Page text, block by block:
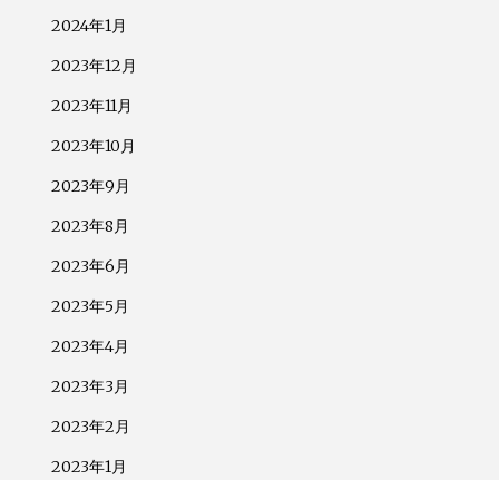
2024年1月
2023年12月
2023年11月
2023年10月
2023年9月
2023年8月
2023年6月
2023年5月
2023年4月
2023年3月
2023年2月
2023年1月